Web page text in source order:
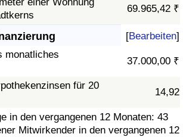
einer Wohnung
69.965,42 ₹
[Bearbeiten]
monatliches
37.000,00 ₹
für 20
14,92
in den vergangenen 12 Monaten: 43
Mitwirkender in den vergangenen 12
nach Land
Index (aktuell)
Index
Index nach Land